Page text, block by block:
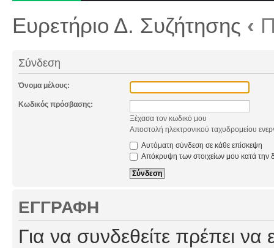
Ευρετήριο Δ. Συζήτησης ‹
Σύνδεση
Όνομα μέλους:
Κωδικός πρόσβασης:
Ξέχασα τον κωδικό μου
Αποστολή ηλεκτρονικού ταχυδρομείου
Αυτόματη σύνδεση σε κάθε επίσκεψη
Απόκρυψη των στοιχείων μου κατά την
ΕΓΓΡΑΦΉ
Για να συνδεθείτε πρέπει